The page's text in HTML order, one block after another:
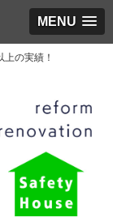
MENU
の実績！